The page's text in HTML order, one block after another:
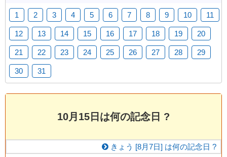
1 2 3 4 5 6 7 8 9 10 11
12 13 14 15 16 17 18 19 20
21 22 23 24 25 26 27 28 29
30 31
10月15日は何の記念日 ?
きょう [8月7日] は何の記念日 ?